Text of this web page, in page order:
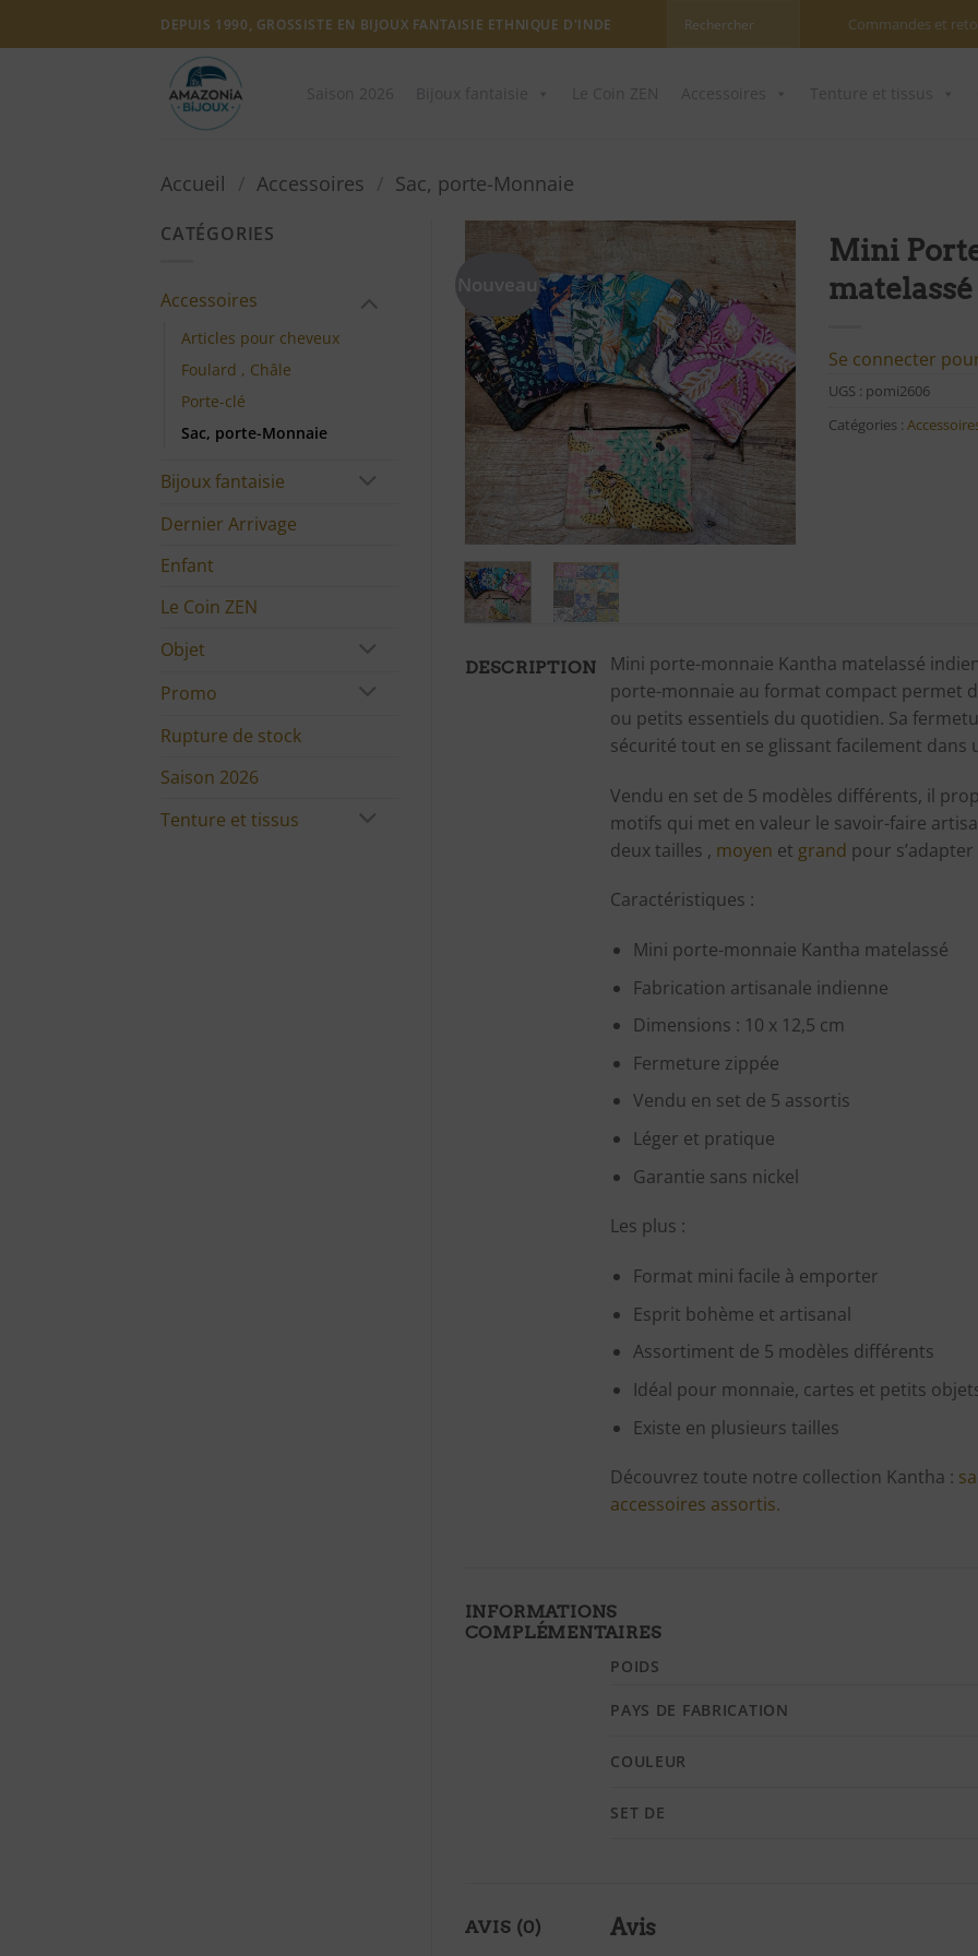
DEPUIS 1990, GROSSISTE EN BIJOUX FANTAISIE ETHNIQUE D'INDE Commandes et
Accueil Accessoires Sac, porte-Monnaie
CATÉGORIES
Accessoires
Articles pour cheveux
Foulard , Châle
Porte-clé
Sac, porte-Monnaie
Bijoux fantaisie
Dernier Arrivage
Enfant
Le Coin ZEN
Objet
Promo
Rupture de stock
Saison 2026
Tenture et tissus
Ajouter
à ma
liste
d'envies
Mini
Se connecter
UGS : pomi2606
Catégories :
DESCRIPTION
Mini porte-monnaie Kantha matelassé
porte-monnaie au format compact permet
ou petits essentiels du quotidien. Sa
sécurité tout en se glissant facilement dans
Vendu en set de 5 modèles différents, il
motifs qui met en valeur le savoir-faire
deux tailles , moyen et grand pour
Caractéristiques :
Mini porte-monnaie Kantha matelassé
Fabrication artisanale indienne
Dimensions : 10 x 12,5 cm
Fermeture zippée
Vendu en set de 5 assortis
Léger et pratique
Garantie sans nickel
Les plus :
Format mini facile à emporter
Esprit bohème et artisanal
Assortiment de 5 modèles différents
Idéal pour monnaie, cartes et petits
Existe en plusieurs tailles
Découvrez toute notre collection Kantha :
accessoires assortis.
INFORMATIONS
COMPLÉMENTAIRES
POIDS
PAYS DE FABRICATION
COULEUR
SET DE
AVIS (0) Avis